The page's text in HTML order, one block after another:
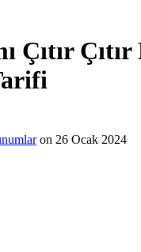
Çıtır
on 26 Ocak 2024